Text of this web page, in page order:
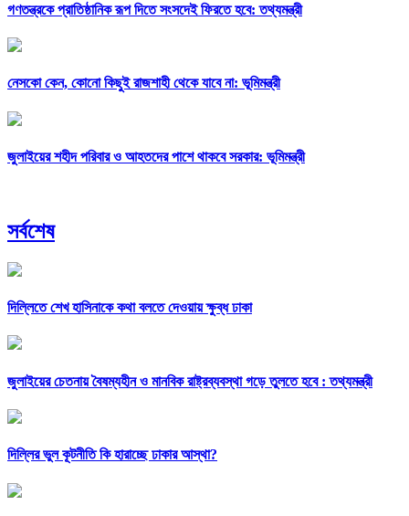
গণতন্ত্রকে প্রাতিষ্ঠানিক রূপ দিতে সংসদেই ফিরতে হবে: তথ্যমন্ত্রী
নেসকো কেন, কোনো কিছুই রাজশাহী থেকে যাবে না: ভূমিমন্ত্রী
জুলাইয়ের শহীদ পরিবার ও আহতদের পাশে থাকবে সরকার: ভূমিমন্ত্রী
সর্বশেষ
দিল্লিতে শেখ হাসিনাকে কথা বলতে দেওয়ায় ক্ষুব্ধ ঢাকা
জুলাইয়ের চেতনায় বৈষম্যহীন ও মানবিক রাষ্ট্রব্যবস্থা গড়ে তুলতে হবে : তথ্যমন্ত্রী
দিল্লির ভুল কূটনীতি কি হারাচ্ছে ঢাকার আস্থা?